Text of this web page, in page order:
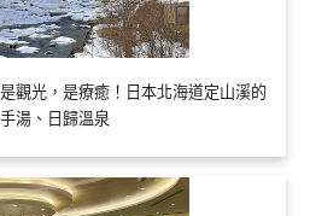
觀光，是療癒！日本北海道定山溪的
湯、日歸溫泉